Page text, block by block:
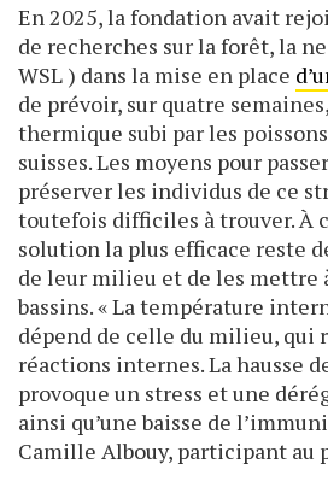
En 2025, la fondation avait
de recherches sur la forêt, la
WSL ) dans la mise en place
de prévoir, sur quatre
thermique subi par les poissons
suisses. Les moyens pour
préserver les individus de ce
toutefois difficiles à trouver. À
solution la plus efficace reste
de leur milieu et de les mettre
bassins. « La température
dépend de celle du milieu, qui
réactions internes. La hausse
provoque un stress et une
ainsi qu’une baisse de
Camille Albouy, participant au